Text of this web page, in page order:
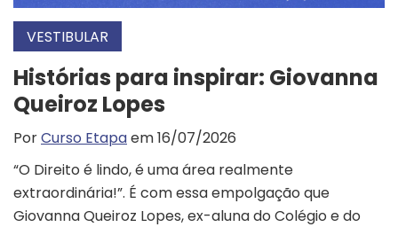
VESTIBULAR
Histórias para inspirar: Giovanna
Queiroz Lopes
PorCurso Etapaem 16/07/2026
“O Direito é lindo, é uma área realmente
extraordinária!”. É com essa empolgação que
Giovanna Queiroz Lopes, ex-aluna do Colégio e do